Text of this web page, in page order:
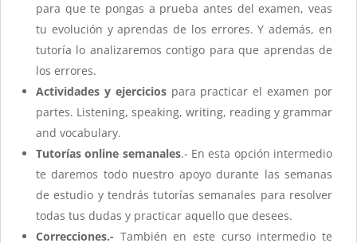
para que te pongas a prueba antes del examen, veas
tu evolución y aprendas de los errores. Y además, en
tutoría lo analizaremos contigo para que aprendas de
los errores.
Actividades y ejerciciospara practicar el examen por
partes. Listening, speaking, writing, reading y grammar
and vocabulary.
Tutorías online semanales.- En esta opción intermedio
te daremos todo nuestro apoyo durante las semanas
de estudio y tendrás tutorías semanales para resolver
todas tus dudas y practicar aquello que desees.
Correcciones.- También en este curso intermedio te